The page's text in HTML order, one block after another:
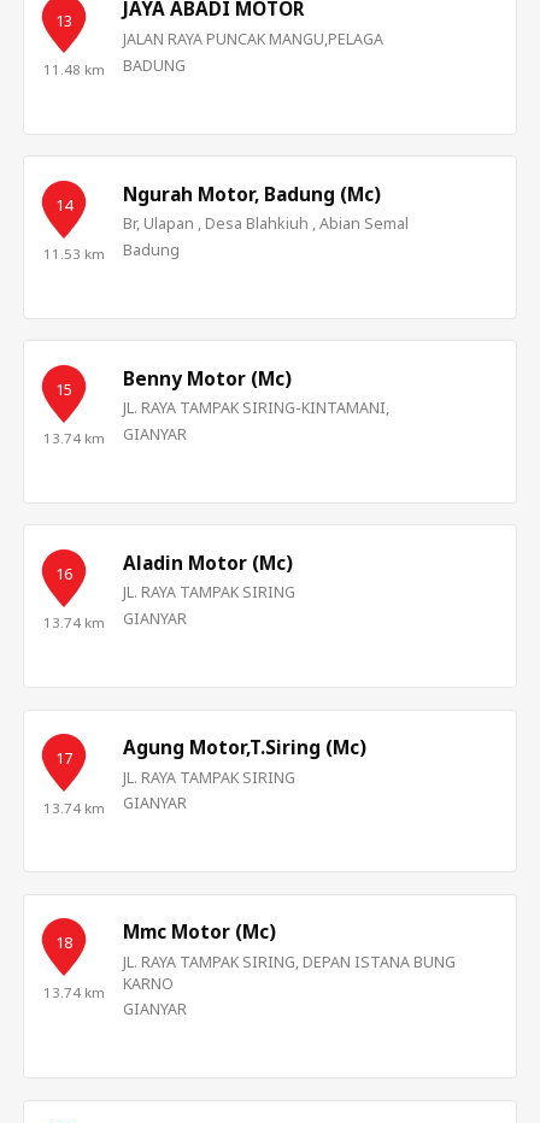
13
11.48 km
JAYA ABADI MOTOR
JALAN RAYA PUNCAK MANGU,PELAGA
BADUNG
14
11.53 km
Ngurah Motor, Badung (Mc)
Br, Ulapan , Desa Blahkiuh , Abian Semal
Badung
15
13.74 km
Benny Motor (Mc)
JL. RAYA TAMPAK SIRING-KINTAMANI,
GIANYAR
16
13.74 km
Aladin Motor (Mc)
JL. RAYA TAMPAK SIRING
GIANYAR
17
13.74 km
Agung Motor,T.Siring (Mc)
JL. RAYA TAMPAK SIRING
GIANYAR
18
13.74 km
Mmc Motor (Mc)
JL. RAYA TAMPAK SIRING, DEPAN ISTANA BUNG
KARNO
GIANYAR